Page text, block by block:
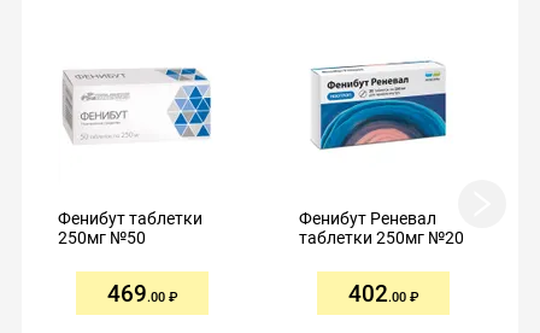
Фенибут таблетки
250мг №50
469.00
Фенибут Реневал
таблетки 250мг №20
402.00